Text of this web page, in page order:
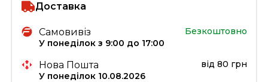
Доставка
Самовивіз
У понеділок з 9:00 до 17:00
Безкоштовно
Нова Пошта
У понеділок 10.08.2026
від 80 грн